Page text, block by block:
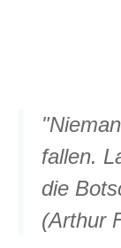
fallen.
die
(Arthur